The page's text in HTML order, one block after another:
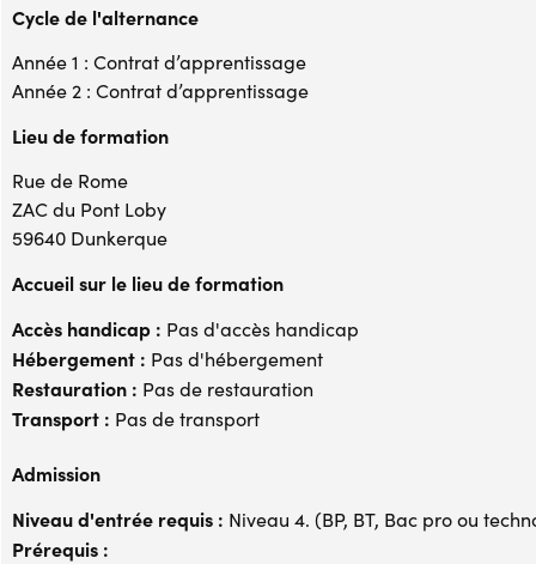
Cycle de l'alternance
Année 1 : Contrat d’apprentissage
Année 2 : Contrat d’apprentissage
Lieu de formation
Rue de Rome
ZAC du Pont Loby
59640 Dunkerque
Accueil sur le lieu de formation
Accès handicap : Pas d'accès handicap
Hébergement : Pas d'hébergement
Restauration : Pas de restauration
Transport : Pas de transport
Admission
Niveau d'entrée requis : Niveau 4. (BP, BT, Bac pro ou
Prérequis :